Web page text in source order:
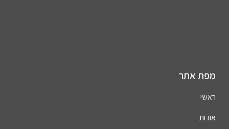
מפת אתר
ראשי
אודות